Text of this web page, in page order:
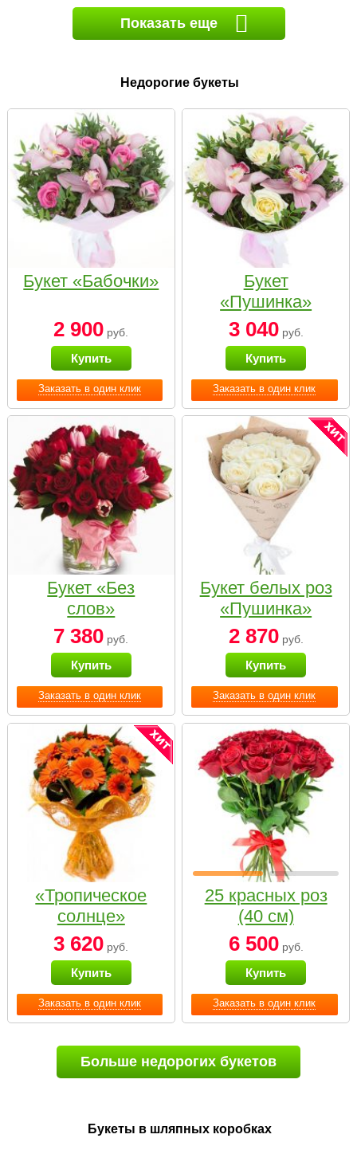
Показать еще
Недорогие букеты
Заказать в один клик
Букет «Бабочки»
2 900 руб.
Купить
Заказать в один клик
Букет
«Пушинка»
3 040руб.
Купить
Заказать в один клик
Букет «Без
слов»
7 380 руб.
Купить
Заказать в один клик
Букет белых роз
«Пушинка»
2 870руб.
Купить
Заказать в один клик
«Тропическое
солнце»
3 620 руб.
Купить
Заказать в один клик
25 красных роз
(40 см)
6 500руб.
Купить
Больше недорогих букетов
Букеты в шляпных коробках